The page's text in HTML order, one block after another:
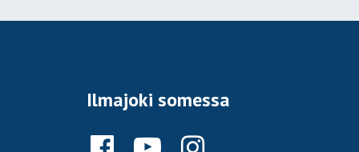
Ilmajoki somessa